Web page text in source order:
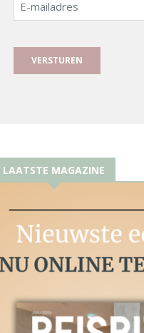
mailadres
LAATSTE MAGAZINE